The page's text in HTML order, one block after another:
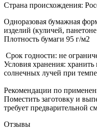
Страна происхождения:
Одноразовая бумажная
изделий (куличей,
Плотность бумаги 95 г/м2
Срок годности: не
Условия хранения: хранить
солнечных лучей при
Рекомендации по
Поместить заготовку и
требует предварительной
Отзывы